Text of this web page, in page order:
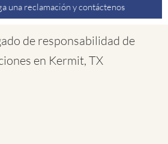
una reclamación y contáctenos
de responsabilidad de
en Kermit, TX